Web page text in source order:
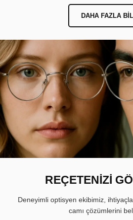
DAHA FAZLA
REÇETENİZİ
Deneyimli optisyen ekibimiz,
camı çözümlerini